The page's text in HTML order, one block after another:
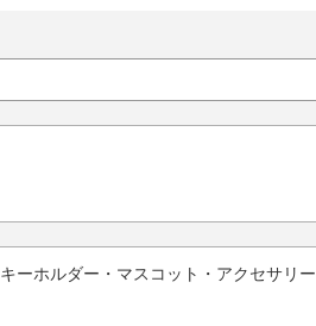
キーホルダー・マスコット・アクセサリー